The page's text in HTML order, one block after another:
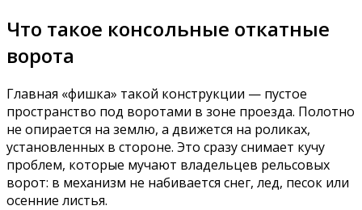
Что такое консольные откатные
ворота
Главная «фишка» такой конструкции — пустое
пространство под воротами в зоне проезда. Полотно
не опирается на землю, а движется на роликах,
установленных в стороне. Это сразу снимает кучу
проблем, которые мучают владельцев рельсовых
ворот: в механизм не набивается снег, лед, песок или
осенние листья.